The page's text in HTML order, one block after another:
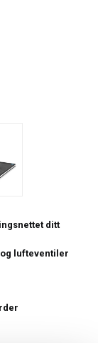
ditt
lufteventiler